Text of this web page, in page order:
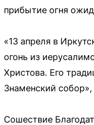
прибытие огня
«13 апреля в
огонь из
Христова. Его
Знаменский
Сошествие